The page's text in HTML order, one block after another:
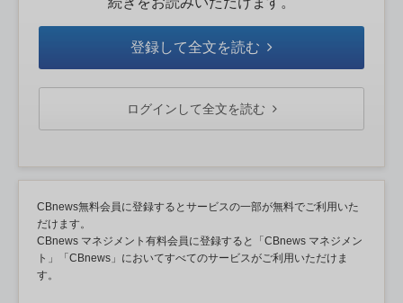
登録して全文を読む
ログインして全文を読む
CBnews無料会員に登録するとサービスの一部が無料でご利用いた
だけます。
CBnews マネジメント有料会員に登録すると「CBnews マネジメン
ト」「CBnews」においてすべてのサービスがご利用いただけま
す。